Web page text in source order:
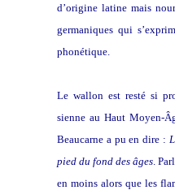
d’origine latine mais
germaniques qui
phonétique.
Le wallon est resté si
sienne au Haut Moyen-
Beaucarne a pu en dire :
pied du fond des âges .
en moins alors que les